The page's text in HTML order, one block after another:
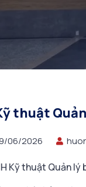
thuật
06/2026
Kỹ thuật Quản